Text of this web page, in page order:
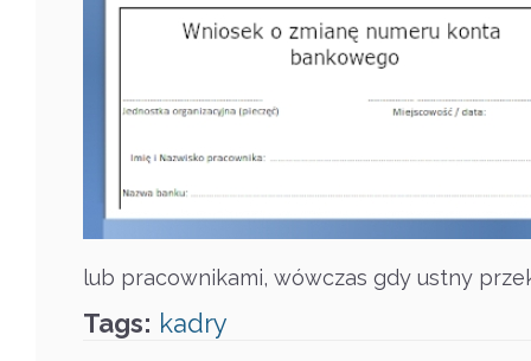
lub pracownikami, wówczas gdy ustny
Tags: kadry